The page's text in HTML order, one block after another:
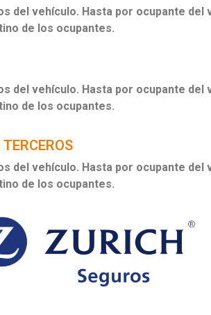
del vehículo. Hasta por ocupante
de los ocupantes.
del vehículo. Hasta por ocupante
de los ocupantes.
del vehículo. Hasta por ocupante
de los ocupantes.